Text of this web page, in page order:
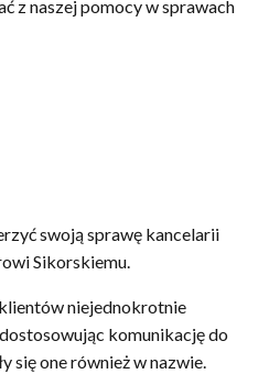
z naszej pomocy w sprawach
swoją sprawę kancelarii
Sikorskiemu.
niejednokrotnie
komunikację do
się one również w nazwie.